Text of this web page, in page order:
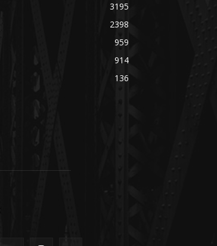
3195
2398
959
914
136